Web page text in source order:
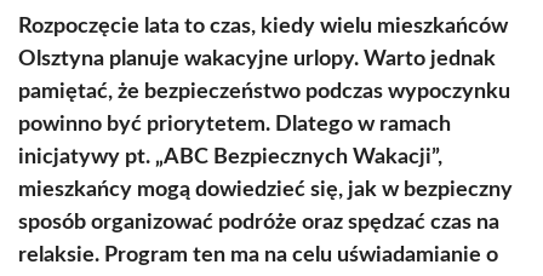
Rozpoczęcie lata to czas, kiedy wielu mieszkańców
Olsztyna planuje wakacyjne urlopy. Warto jednak
pamiętać, że bezpieczeństwo podczas wypoczynku
powinno być priorytetem. Dlatego w ramach
inicjatywy pt. „ABC Bezpiecznych Wakacji”,
mieszkańcy mogą dowiedzieć się, jak w bezpieczny
sposób organizować podróże oraz spędzać czas na
relaksie. Program ten ma na celu uświadamianie o